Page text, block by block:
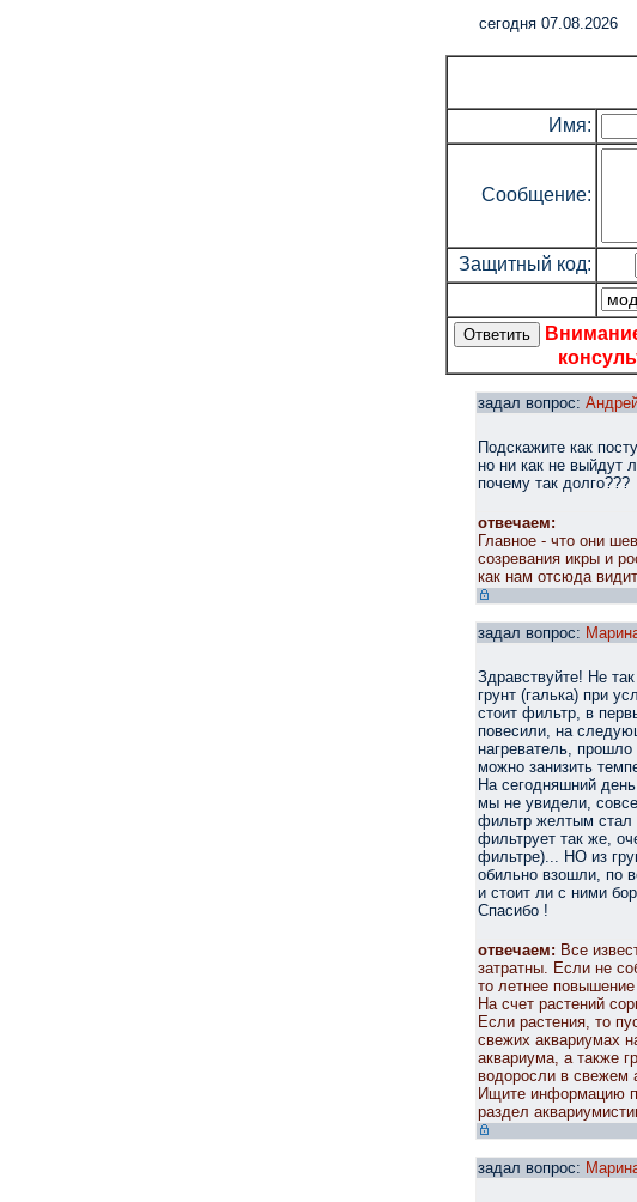
cегодня 07.08.2026
Имя:
Сообщение:
Защитный код:
задал вопрос:
Подскажите как
но ни как не выйдут
почему так долго???
отвечаем:
Главное - что они
созревания икры и
как нам отсюда
задал вопрос:
Здравствуйте! Не
грунт (галька) при
стоит фильтр, в
повесили, на
нагреватель,
можно занизить
На сегодняшний
мы не увидели,
фильтр желтым стал
фильтрует так же,
фильтре)... НО из
обильно взошли, по
и стоит ли с ними
Спасибо !
отвечаем: Все
затратны. Если не
то летнее
На счет растений
Если растения, то
свежих аквариумах
аквариума, а также
водоросли в свежем
Ищите информацию
раздел
задал вопрос: